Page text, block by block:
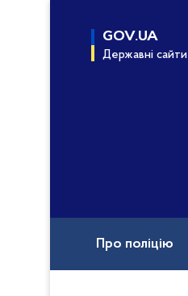
GOV.UA
Державні сайти
Про поліцію